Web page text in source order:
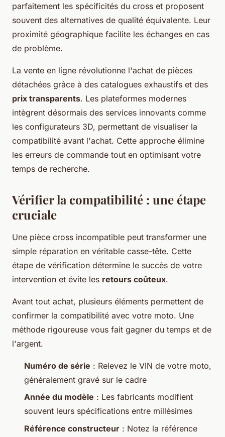
parfaitement les spécificités du cross et proposent
souvent des alternatives de qualité équivalente. Leur
proximité géographique facilite les échanges en cas
de problème.
La vente en ligne révolutionne l'achat de pièces
détachées grâce à des catalogues exhaustifs et des
prix transparents. Les plateformes modernes
intègrent désormais des services innovants comme
les configurateurs 3D, permettant de visualiser la
compatibilité avant l'achat. Cette approche élimine
les erreurs de commande tout en optimisant votre
temps de recherche.
Vérifier la compatibilité : une étape
cruciale
Une pièce cross incompatible peut transformer une
simple réparation en véritable casse-tête. Cette
étape de vérification détermine le succès de votre
intervention et évite les retours coûteux.
Avant tout achat, plusieurs éléments permettent de
confirmer la compatibilité avec votre moto. Une
méthode rigoureuse vous fait gagner du temps et de
l'argent.
Numéro de série : Relevez le VIN de votre moto,
généralement gravé sur le cadre
Année du modèle : Les fabricants modifient
souvent leurs spécifications entre millésimes
Référence constructeur : Notez la référence